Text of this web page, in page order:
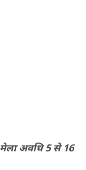
मेला अवधि 5 से 16